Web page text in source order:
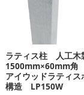
ラティス柱 人工
1500mm×60mm
アイウッドラティ
構造 LP150W